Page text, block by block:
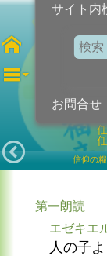
サイト内
お問合せ
信仰の糧
第一朗読
エゼキエ
人の子